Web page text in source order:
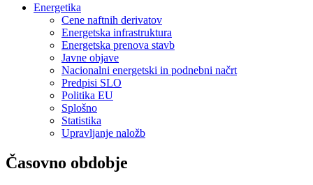
Energetika
Cene naftnih derivatov
Energetska infrastruktura
Energetska prenova stavb
Javne objave
Nacionalni energetski in podnebni načrt
Predpisi SLO
Politika EU
Splošno
Statistika
Upravljanje naložb
Časovno obdobje